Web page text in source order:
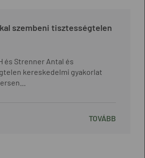
szembeni tisztességtelen
és Strenner Antal és
kereskedelmi gyakorlat
TOVÁBB